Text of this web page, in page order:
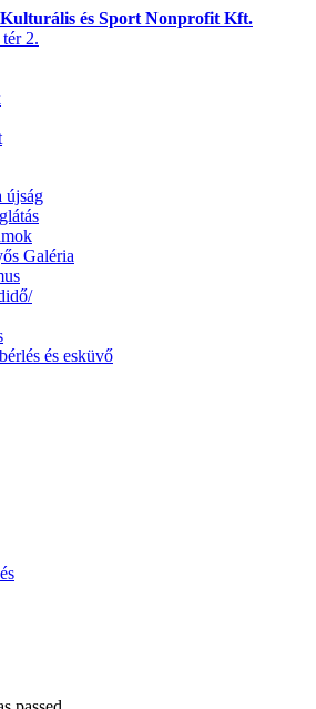
és Sport Nonprofit Kft.
2.
újság
Galéria
és esküvő